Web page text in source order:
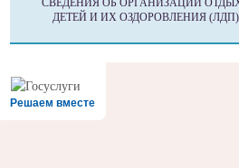
СВЕДЕНИЯ ОБ ОРГАНИЗАЦИИ
ДЕТЕЙ И ИХ ОЗДОРОВЛЕНИЯ (ЛДП)
Решаем вместе